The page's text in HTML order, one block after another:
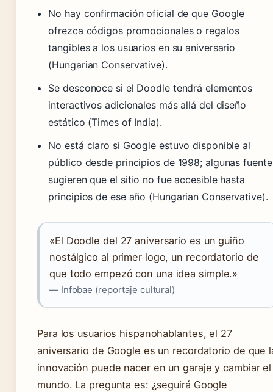
No hay confirmación oficial de que Google
ofrezca códigos promocionales o regalos
tangibles a los usuarios en su aniversario
(Hungarian Conservative).
Se desconoce si el Doodle tendrá elementos
interactivos adicionales más allá del diseño
estático (Times of India).
No está claro si Google estuvo disponible al
público desde principios de 1998; algunas
sugieren que el sitio no fue accesible hasta
principios de ese año (Hungarian Conservative).
«El Doodle del 27 aniversario es un guiño
nostálgico al primer logo, un recordatorio de
que todo empezó con una idea simple.»
— Infobae (reportaje cultural)
Para los usuarios hispanohablantes, el 27
aniversario de Google es un recordatorio de que
innovación puede nacer en un garaje y cambiar el
mundo. La pregunta es: ¿seguirá Google